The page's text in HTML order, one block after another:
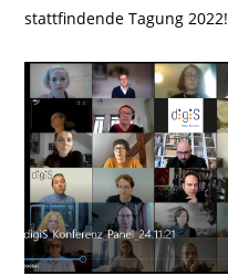
stattfindende Tagung 2022!